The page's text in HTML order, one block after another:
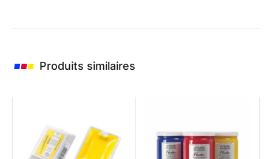
Produits similaires